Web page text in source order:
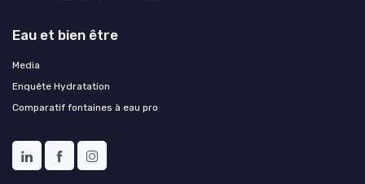
Eau et bien être
Media
Enquête Hydratation
Comparatif fontaines à eau pro